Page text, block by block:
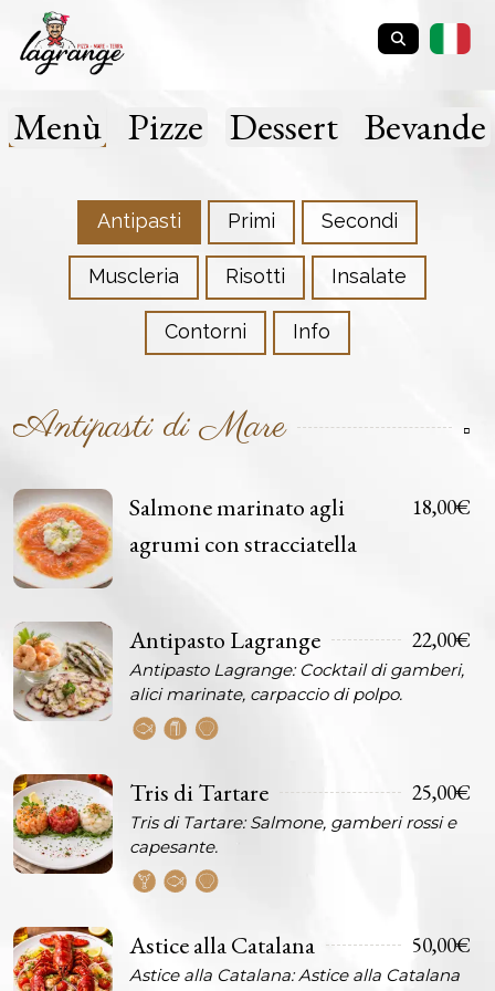
Antipasti Primi Secondi
Muscleria Risotti Insalate
Contorni Info
Antipasti di Mare ▫️
Salmone marinato agli
agrumi con stracciatella
18,00€
Antipasto Lagrange 22,00€
Antipasto Lagrange: Cocktail di gamberi,
alici marinate, carpaccio di polpo.
Tris di Tartare 25,00€
Tris di Tartare: Salmone, gamberi rossi e
capesante.
Astice alla Catalana 50,00€
Astice alla Catalana: Astice alla Catalana
Menù Pizze Dessert Bevande